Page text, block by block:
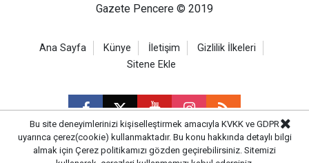
Gazete Pencere © 2019
Ana Sayfa Künye İletişim
Gizlilik İlkeleri
Sitene Ekle
CM Bilişim
Bu site deneyimlerinizi kişiselleştirmek amacıyla KVKK ve GDPR
uyarınca çerez(cookie) kullanmaktadır. Bu konu hakkında detaylı bilgi
almak için Çerez politikamızı gözden geçirebilirsiniz. Sitemizi